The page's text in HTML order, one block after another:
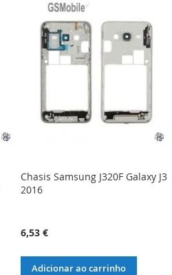
LISTA
DE
DESEJOS
COMPARAÇÃO
Chasis Samsung J320F Galaxy J3
2016
6,53 €
Adicionar ao carrinho